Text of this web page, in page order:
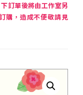
訂單後將由工作室另
購，造成不便敬請見